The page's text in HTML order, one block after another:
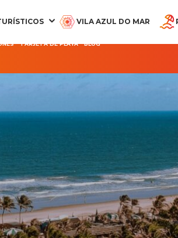
VILA AZUL DO MAR
TARJETA DE PLAYA BLOG
RESORT